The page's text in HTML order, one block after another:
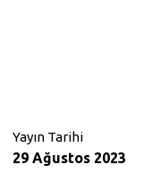
Yayın Tarihi
29 Ağustos 2023